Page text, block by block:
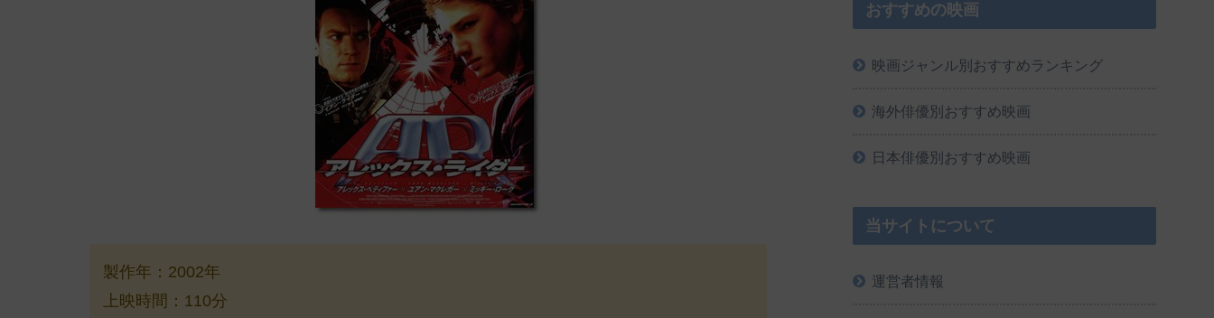
製作年：2002年
上映時間：110分
おすすめの映画
映画ジャンル別おすすめランキング
海外俳優別おすすめ映画
日本俳優別おすすめ映画
当サイトについて
運営者情報